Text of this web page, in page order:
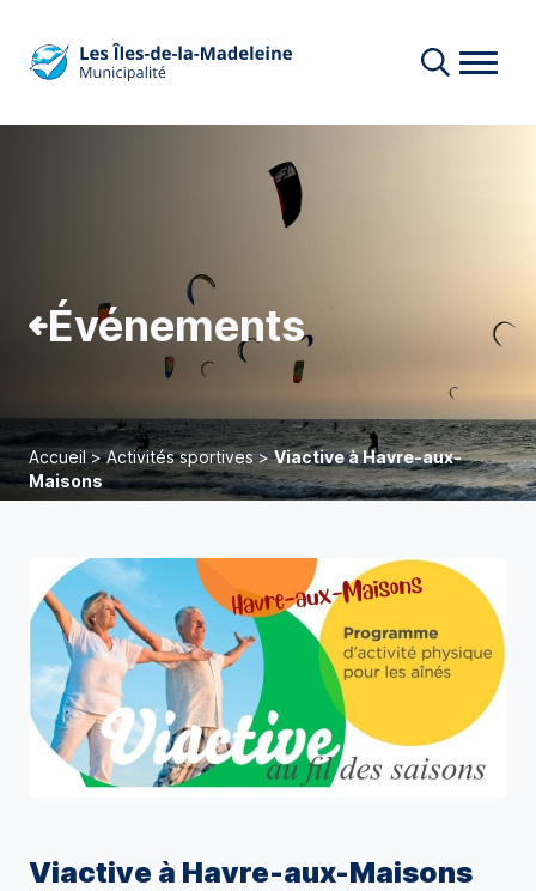
Événements
Accueil>Activités sportives>Viactive à Havre-aux-
Maisons
Viactive à Havre-aux-Maisons